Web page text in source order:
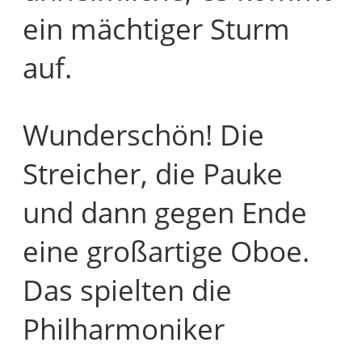
ein mächtiger Sturm
auf.
Wunderschön! Die
Streicher, die Pauke
und dann gegen Ende
eine großartige Oboe.
Das spielten die
Philharmoniker